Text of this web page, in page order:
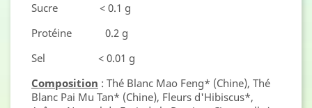
Sucre < 0.1 g
Protéine 0.2 g
Sel < 0.01 g
Composition : Thé Blanc Mao Feng* (Chine), Thé
Blanc Pai Mu Tan* (Chine), Fleurs d'Hibiscus*,